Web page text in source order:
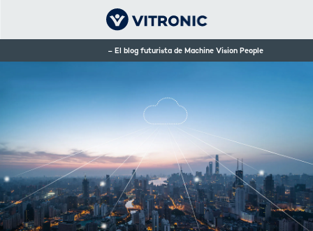
El blog futurista de Machine Vision People